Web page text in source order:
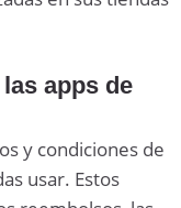
apps de
y condiciones de
usar. Estos